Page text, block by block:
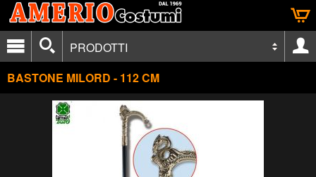
PRODOTTI
BASTONE MILORD - 112 CM